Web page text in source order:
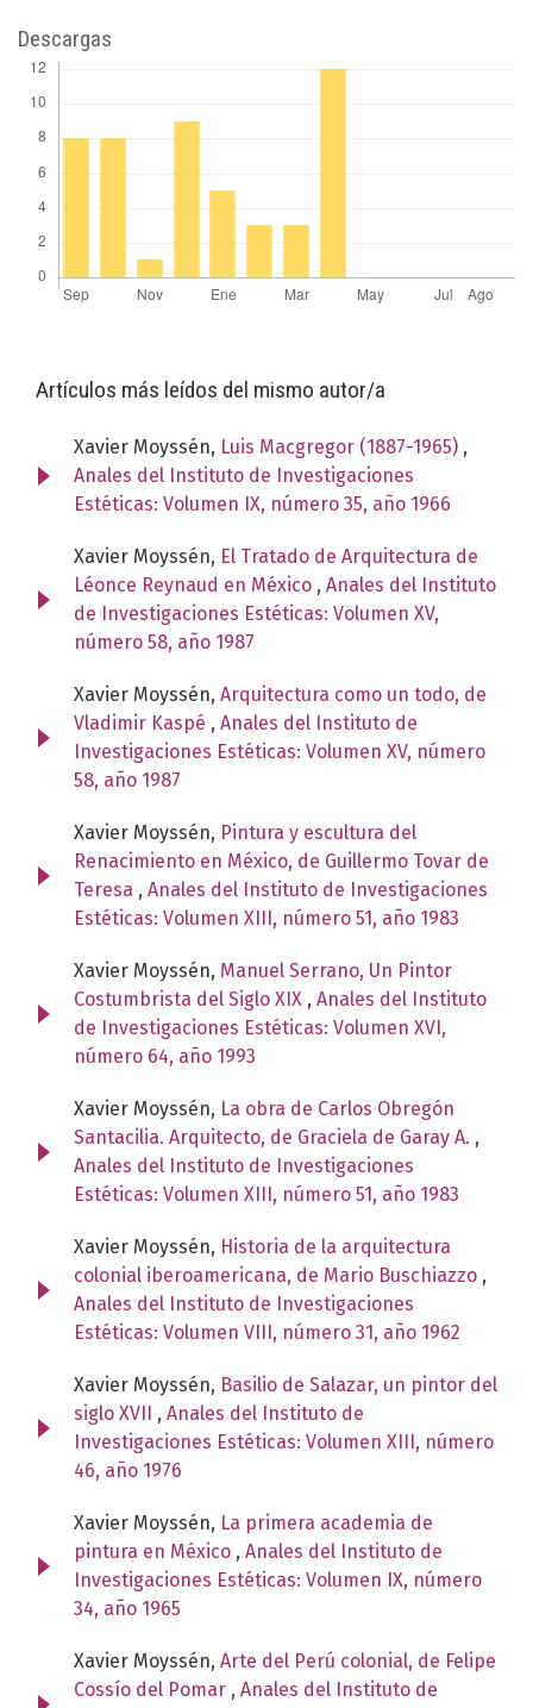
Descargas
Artículos más leídos del mismo autor/a
Xavier Moyssén, Luis Macgregor (1887-1965) ,
Anales del Instituto de Investigaciones
Estéticas: Volumen IX, número 35, año 1966
Xavier Moyssén, El Tratado de Arquitectura de
Léonce Reynaud en México , Anales del Instituto
de Investigaciones Estéticas: Volumen XV,
número 58, año 1987
Xavier Moyssén, Arquitectura como un todo, de
Vladimir Kaspé , Anales del Instituto de
Investigaciones Estéticas: Volumen XV, número
58, año 1987
Xavier Moyssén, Pintura y escultura del
Renacimiento en México, de Guillermo Tovar de
Teresa , Anales del Instituto de Investigaciones
Estéticas: Volumen XIII, número 51, año 1983
Xavier Moyssén, Manuel Serrano, Un Pintor
Costumbrista del Siglo XIX , Anales del Instituto
de Investigaciones Estéticas: Volumen XVI,
número 64, año 1993
Xavier Moyssén, La obra de Carlos Obregón
Santacilia. Arquitecto, de Graciela de Garay A. ,
Anales del Instituto de Investigaciones
Estéticas: Volumen XIII, número 51, año 1983
Xavier Moyssén, Historia de la arquitectura
colonial iberoamericana, de Mario Buschiazzo ,
Anales del Instituto de Investigaciones
Estéticas: Volumen VIII, número 31, año 1962
Xavier Moyssén, Basilio de Salazar, un pintor del
siglo XVII , Anales del Instituto de
Investigaciones Estéticas: Volumen XIII, número
46, año 1976
Xavier Moyssén, La primera academia de
pintura en México , Anales del Instituto de
Investigaciones Estéticas: Volumen IX, número
34, año 1965
Xavier Moyssén, Arte del Perú colonial, de Felipe
Cossío del Pomar , Anales del Instituto de